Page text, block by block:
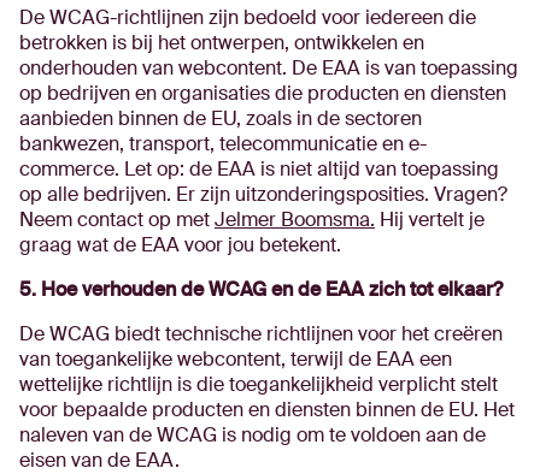
De WCAG-richtlijnen zijn bedoeld voor iedereen die
betrokken is bij het ontwerpen, ontwikkelen en
onderhouden van webcontent. De EAA is van toepassing
op bedrijven en organisaties die producten en diensten
aanbieden binnen de EU, zoals in de sectoren
bankwezen, transport, telecommunicatie en e-
commerce. ​Let op: de EAA is niet altijd van toepassing
op alle bedrijven. Er zijn uitzonderingsposities. Vragen?
Neem contact op metJelmer Boomsma. Hij vertelt je
graag wat de EAA voor jou betekent.
5. Hoe verhouden de WCAG en de EAA zich tot elkaar?
De WCAG biedt technische richtlijnen voor het creëren
van toegankelijke webcontent, terwijl de EAA een
wettelijke richtlijn is die toegankelijkheid verplicht stelt
voor bepaalde producten en diensten binnen de EU. Het
naleven van de WCAG is nodig om te voldoen aan de
eisen van de EAA. ​